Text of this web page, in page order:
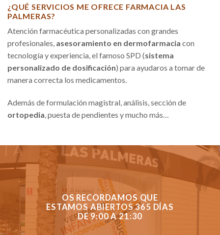
¿QUÉ SERVICIOS ME OFRECE FARMACIA LAS
PALMERAS?
Atención farmacéutica personalizadas con grandes
profesionales, asesoramiento en dermofarmacia con
tecnología y experiencia, el famoso SPD (sistema
personalizado de dosificación) para ayudaros a tomar de
manera correcta los medicamentos.
Además de formulación magistral, análisis, sección de
ortopedia , puesta de pendientes y mucho más…
OS RECORDAMOS QUE
ESTAMOS ABIERTOS 365 DÍAS
DE 9:00 A 21:30